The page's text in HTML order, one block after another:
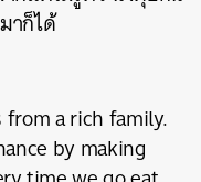
าก็ได้
a rich family.
by making